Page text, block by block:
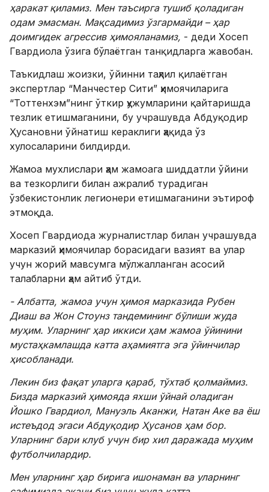
ҳаракат қиламиз. Мен таъсирга тушиб қоладиган
одам эмасман. Мақсадимиз ўзгармайди – ҳар
доимгидек агрессив ҳимояланамиз, - деди Хосеп
Гвардиола ўзига бўлаётган танқидларга жавобан.
Таъкидлаш жоизки, ўйинни таҳлил қилаётган
экспертлар “Манчестер Сити” ҳимоячиларига
“Тоттенхэм”нинг ўткир ҳужумларини қайтаришда
тезлик етишмаганини, бу учрашувда Абдуқодир
Ҳусановни ўйнатиш кераклиги ҳақида ўз
хулосаларини билдирди.
Жамоа мухлислари ҳам жамоага шиддатли ўйини
ва тезкорлиги билан ажралиб турадиган
ўзбекистонлик легионери етишмаганини эътироф
этмоқда.
Хосеп Гвардиода журналистлар билан учрашувда
марказий ҳимоячилар борасидаги вазият ва улар
учун жорий мавсумга мўлжалланган асосий
талабларни ҳам айтиб ўтди.
- Албатта, жамоа учун ҳимоя марказида Рубен
Диаш ва Жон Стоунз тандемининг бўлиши жуда
муҳим. Уларнинг ҳар иккиси ҳам жамоа ўйинини
мустаҳкамлашда катта аҳамиятга эга ўйинчилар
ҳисобланади.
Лекин биз фақат уларга қараб, тўхтаб қолмаймиз.
Бизда марказий ҳимояда яхши ўйнай оладиган
Йошко Гвардиол, Мануэль Аканжи, Натан Аке ва ёш
истеъдод эгаси Абдуқодир Ҳусанов ҳам бор.
Уларнинг бари клуб учун бир хил даражада муҳим
футболчилардир.
Мен уларнинг ҳар бирига ишонаман ва уларнинг